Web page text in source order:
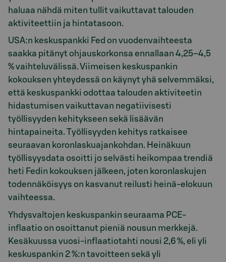
haluaa nähdä miten tullit vaikuttavat talouden
aktiviteettiin ja hintatasoon.
USA:n keskuspankki Fed on vuodenvaihteesta
saakka pitänyt ohjauskorkonsa ennallaan 4,25–4,5
% vaihteluvälissä. Viimeisen keskuspankin
kokouksen yhteydessä on käynyt yhä selvemmäksi,
että keskuspankki odottaa talouden aktiviteetin
hidastumisen vaikuttavan negatiivisesti
työllisyyden kehitykseen sekä lisäävän
hintapaineita. Työllisyyden kehitys ratkaisee
seuraavan koronlaskuajankohdan. Heinäkuun
työllisyysdata osoitti jo selvästi heikompaa trendiä
heti Fedin kokouksen jälkeen, joten koronlaskujen
todennäköisyys on kasvanut reilusti heinä-elokuun
vaihteessa.
Yhdysvaltojen keskuspankin seuraama PCE-
inflaatio on osoittanut pieniä nousun merkkejä.
Kesäkuussa vuosi-inflaatiotahti nousi 2,6 %, eli yli
keskuspankin 2 %:n tavoitteen sekä yli